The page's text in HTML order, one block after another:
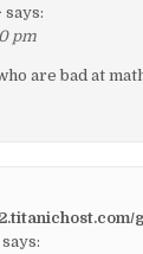
says:
pm
are bad at
says: